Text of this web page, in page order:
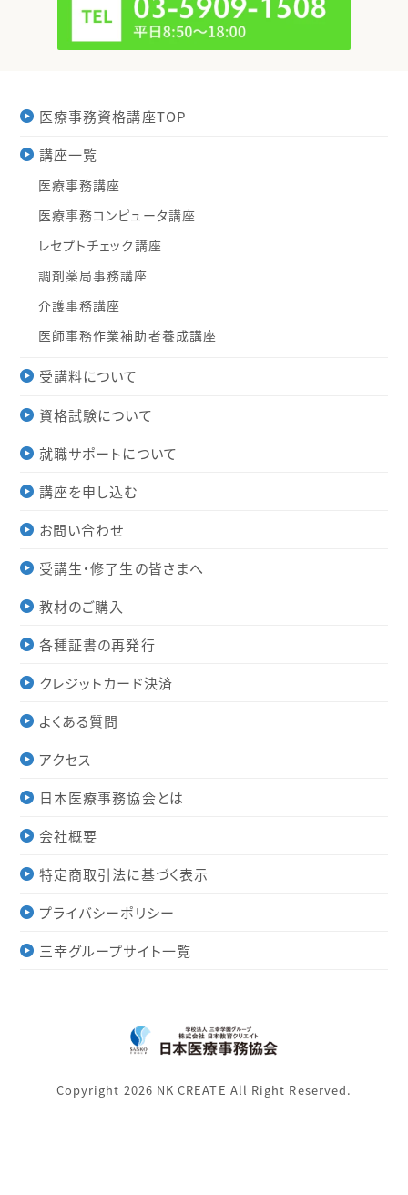
医療事務資格講座TOP
講座一覧
医療事務講座
医療事務コンピュータ講座
レセプトチェック講座
調剤薬局事務講座
介護事務講座
医師事務作業補助者養成講座
受講料について
資格試験について
就職サポートについて
講座を申し込む
お問い合わせ
受講生・修了生の皆さまへ
教材のご購入
各種証書の再発行
クレジットカード決済
よくある質問
アクセス
日本医療事務協会とは
会社概要
特定商取引法に基づく表示
プライバシーポリシー
三幸グループサイト一覧
Copyright 2026 NK CREATE All Right Reserved.